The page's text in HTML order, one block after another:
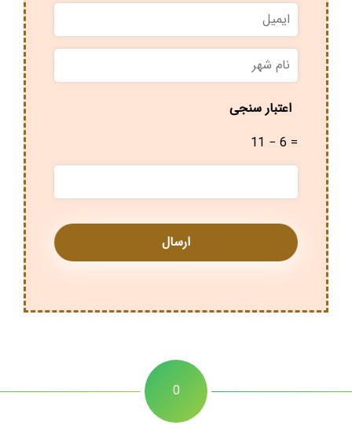
ایمیل
نام
شهر *
اعتبار سنجی
11 − 6 =
0